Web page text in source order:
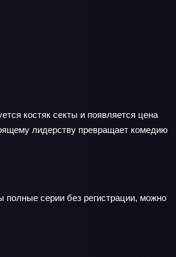
костяк секты и появляется цена
лидерству превращает комедию
полные серии без регистрации, можно